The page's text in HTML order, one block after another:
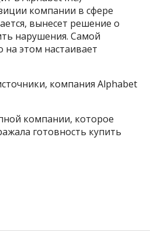
компании в сфере
вынесет решение о
нарушения. Самой
этом настаивает
компания Alphabet
компании, которое
готовность купить